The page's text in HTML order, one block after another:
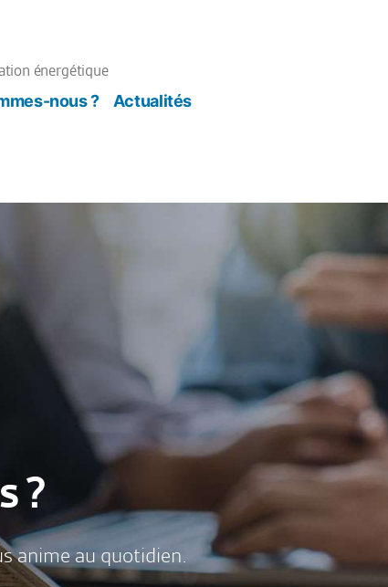
énergétique
nous ?
Actualités
?
anime au quotidien.